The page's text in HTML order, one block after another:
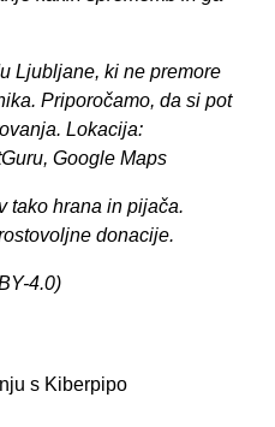
Ljubljane, ki ne premore
Priporočamo, da si pot
Lokacija:
Google Maps
tako hrana in pijača.
donacije.
4.0)
s Kiberpipo